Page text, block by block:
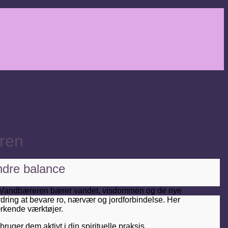
balance
bærer vandet, visdommen og de nye
at bevare ro, nærvær og jordforbindelse. Her
værktøjer.
dem aktivt i din spirituelle praksis.